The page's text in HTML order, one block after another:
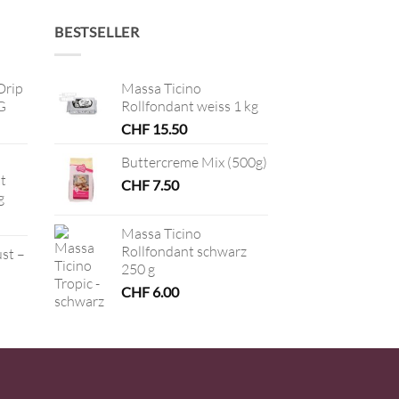
–
BESTSELLER
Massa Ticino
Rollfondant weiss 1 kg
CHF15.50
Buttercreme Mix (500g)
CHF7.50
Massa Ticino
Rollfondant schwarz
250 g
CHF6.00